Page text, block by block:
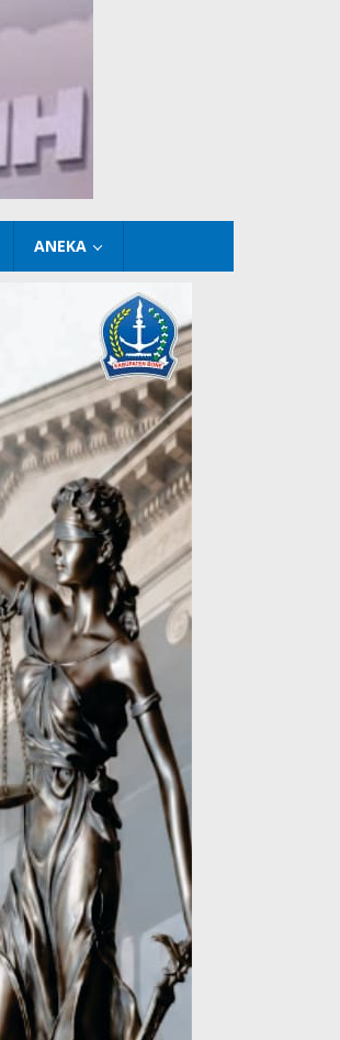
ANEKA